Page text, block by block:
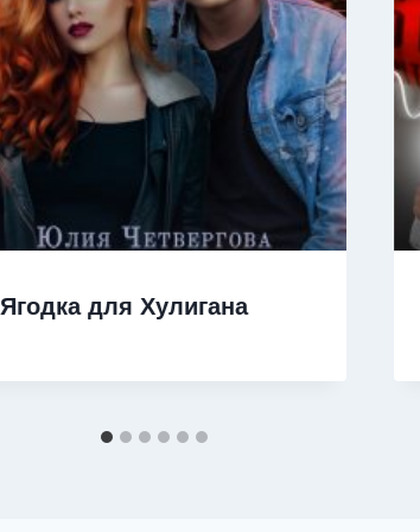
Ягодка для Хулигана